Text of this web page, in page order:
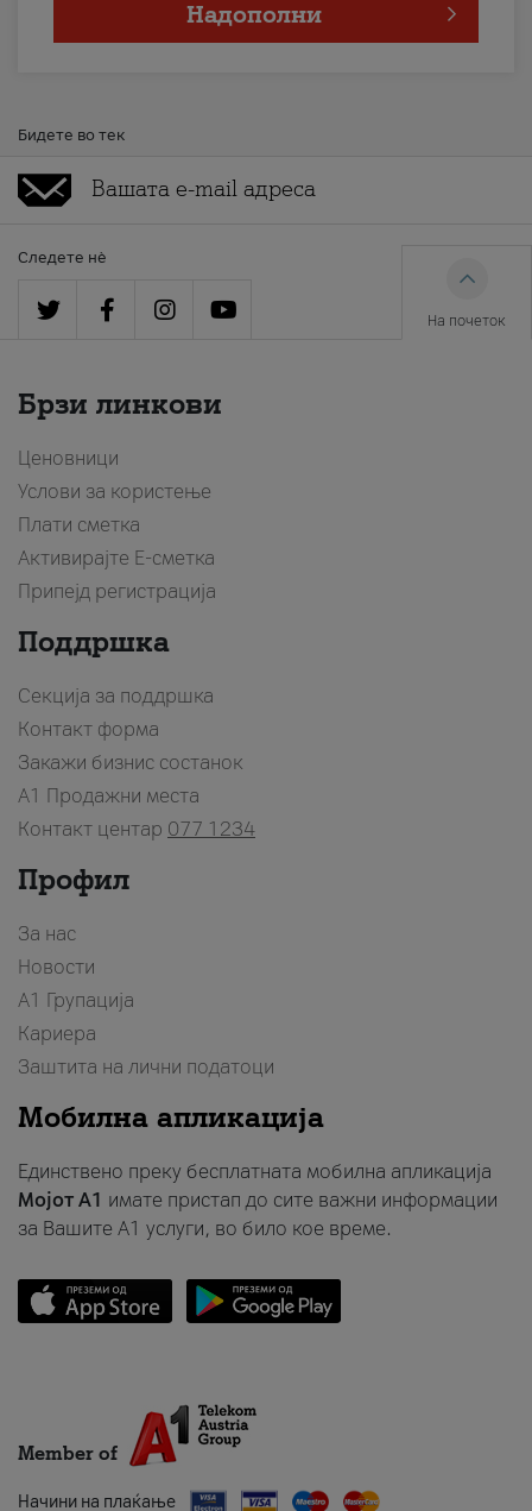
Надополни
Бидете во тек
Следете нè
На почеток
Брзи линкови
Ценовници
Услови за користење
Плати сметка
Активирајте Е-сметка
Припејд регистрација
Поддршка
Секција за поддршка
Контакт форма
Закажи бизнис состанок
A1 Продажни места
Контакт центар 077 1234
Профил
За нас
Новости
А1 Групација
Кариера
Заштита на лични податоци
Мобилна апликација
Единствено преку бесплатната мобилна апликација
Мојот A1 имате пристап до сите важни информации
за Вашите A1 услуги, во било кое време.
Member of
Начини на плаќање